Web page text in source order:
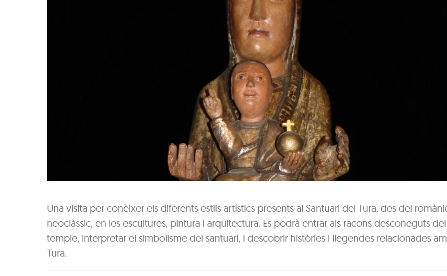
Una visita per conèixer els diferents estils artístics presents al Santuari del Tura, des del
neoclàssic, en les escultures, pintura i arquitectura. Es podrà entrar als racons desconeguts del
temple, interpretar el simbolisme del santuari, i descobrir històries i llegendes relacionades
Tura.